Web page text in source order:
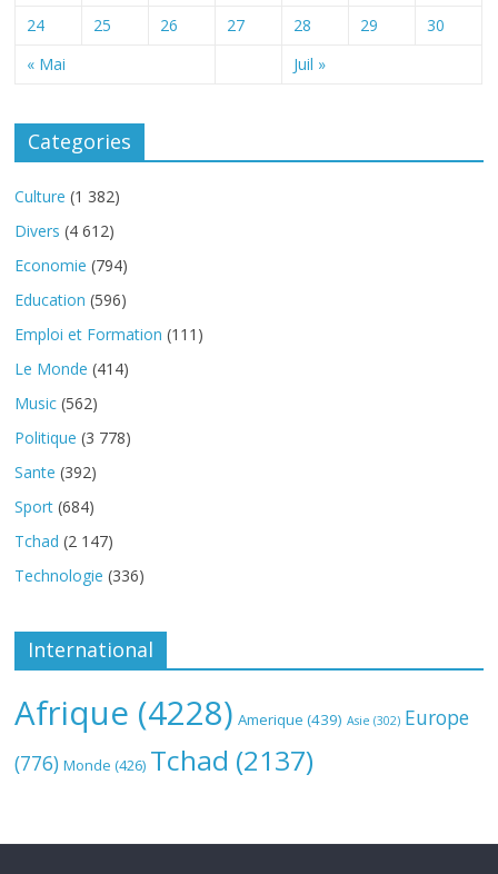
« Mai Juil »
24
25 26 27 28 29 30
Categories
Culture (1 382)
Divers (4 612)
Economie (794)
Education (596)
Emploi et Formation (111)
Le Monde (414)
Music (562)
Politique (3 778)
Sante (392)
Sport (684)
Tchad (2 147)
Technologie (336)
International
Afrique (4228) Amerique (439) Asie (302) Europe
(776) Monde (426) Tchad (2137)